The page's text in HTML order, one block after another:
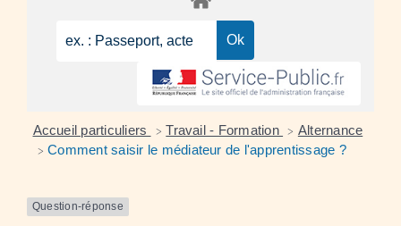
Accueil particuliers > Travail - Formation > Alternance
> Comment saisir le médiateur de l'apprentissage ?
Question-réponse